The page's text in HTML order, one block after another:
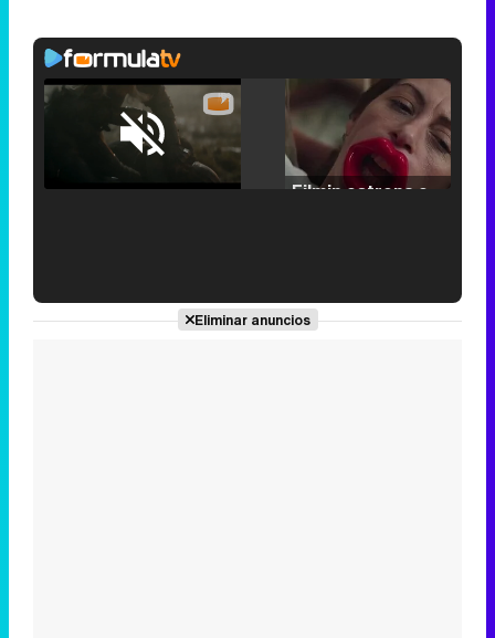
Unmute /
Loaded :
'120 Minutos' celebra sus 2.000 programas en Telemadrid con un vídeo del día a día en la redacción
Eliminar anuncios